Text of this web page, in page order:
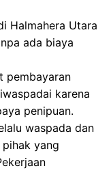
Halmahera Utara
ada biaya
pembayaran
karena
penipuan.
waspada dan
yang